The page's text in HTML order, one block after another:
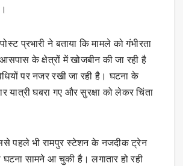
प्रभारी ने बताया कि मामले को गंभीरता
के क्षेत्रों में खोजबीन की जा रही है
पर नजर रखी जा रही है। घटना के
यात्री घबरा गए और सुरक्षा को लेकर चिंता
पहले भी रामपुर स्टेशन के नजदीक ट्रेन
घटना सामने आ चुकी है। लगातार हो रही